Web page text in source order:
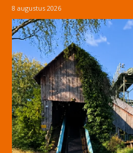
8 augustus 2026